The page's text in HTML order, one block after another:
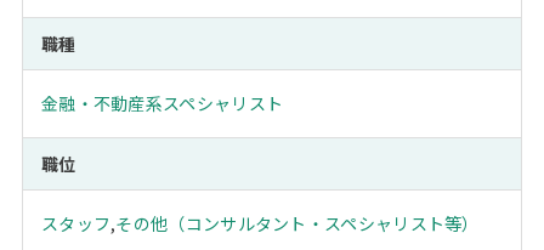
職種
金融・不動産系スペシャリスト
職位
スタッフ,その他（コンサルタント・スペシャリスト等）